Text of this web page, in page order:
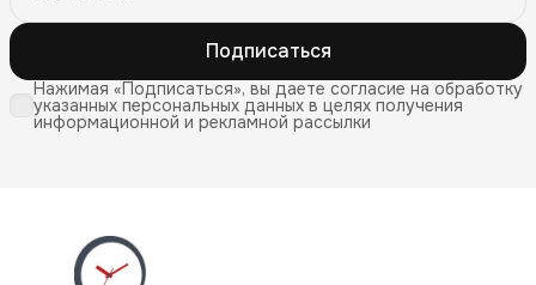
Подписаться
Нажимая «Подписаться», вы даете согласие на обработку
указанных персональных данных в целях получения
информационной и рекламной рассылки